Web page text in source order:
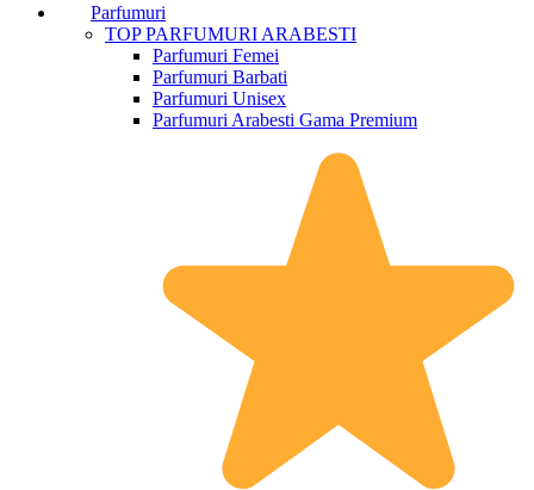
Parfumuri
TOP PARFUMURI ARABESTI
Parfumuri Femei
Parfumuri Barbati
Parfumuri Unisex
Parfumuri Arabesti Gama Premium